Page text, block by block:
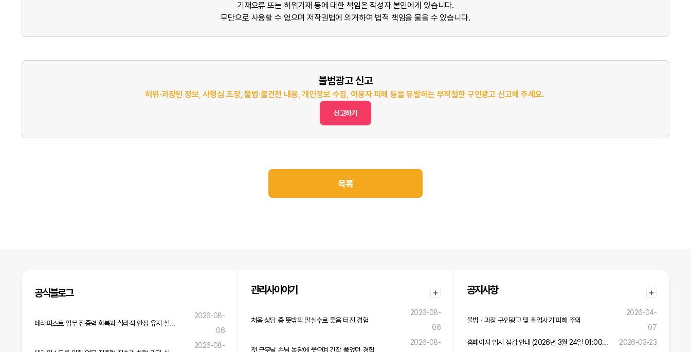
기재오류 또는 허위기재 등에 대한 책임은 작성자 본인에게 있습니다.
무단으로 사용할 수 없으며 저작권법에 의거하여 법적 책임을 물을 수 있습니다.
불법광고 신고
허위·과장된 정보, 사행심 조장, 불법·불건전 내용, 개인정보 수집, 이용자 피해 등을 유발하는 부적절한 구인광고 신고해 주세요.
신고하기
목록
공식블로그
테라피스트 업무 집중력 회복과 심리적 안정 유지 실무 전략
2026-08-
06
2026-08-
관리사이야기
처음 상담 중 뜻밖의 말실수로 웃음 터진 경험
2026-08-
06
첫 근무날 손님 농담에 웃으며 긴장 풀었던 경험
2026-08-
공지사항
불법ㆍ과장 구인광고 및 취업사기 피해 주의
2026-04-
07
홈페이지 임시 점검 안내 (2026년 3월 24일 01:00 ~ 02:00)
2026-03-23